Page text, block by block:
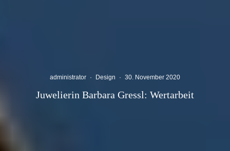
administrator · Design · 30. November 2020
Juwelierin Barbara Gressl: Wertarbeit